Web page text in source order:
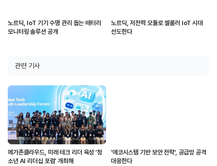
노르딕, IoT 기기 수명 관리 돕는 배터리
모니터링 솔루션 공개
노르딕, 저전력 모듈로 셀룰러 IoT 시대
선도한다
관련 기사
메가존클라우드, 미래 테크 리더 육성 ‘청
소년 AI 리더십 포럼’ 개최해
'에코시스템 기반 보안 전략', 공급망 공격
대응한다